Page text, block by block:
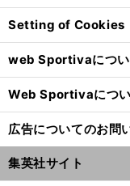
Setting of Cookies
web Sportivaにつ
Web Sportivaにつ
広告についてのお問
集英社サイト